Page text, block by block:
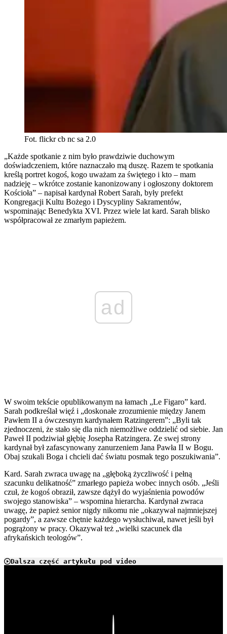
Fot. flickr cb nc sa 2.0
„Każde spotkanie z nim było prawdziwie duchowym
doświadczeniem, które naznaczało mą duszę. Razem te spotkania
kreślą portret kogoś, kogo uważam za świętego i kto – mam
nadzieję – wkrótce zostanie kanonizowany i ogłoszony doktorem
Kościoła” – napisał kardynał Robert Sarah, były prefekt
Kongregacji Kultu Bożego i Dyscypliny Sakramentów,
wspominając Benedykta XVI. Przez wiele lat kard. Sarah blisko
współpracował ze zmarłym papieżem.
ad
W swoim tekście opublikowanym na łamach „Le Figaro” kard.
Sarah podkreślał więź i „doskonałe zrozumienie między Janem
Pawłem II a ówczesnym kardynałem Ratzingerem”: „Byli tak
zjednoczeni, że stało się dla nich niemożliwe oddzielić od siebie. Jan
Paweł II podziwiał głębię Josepha Ratzingera. Ze swej strony
kardynał był zafascynowany zanurzeniem Jana Pawła II w Bogu.
Obaj szukali Boga i chcieli dać światu posmak tego poszukiwania”.
Kard. Sarah zwraca uwagę na „głęboką życzliwość i pełną
szacunku delikatność” zmarłego papieża wobec innych osób. „Jeśli
czuł, że kogoś obraził, zawsze dążył do wyjaśnienia powodów
swojego stanowiska” – wspomina hierarcha. Kardynał zwraca
uwagę, że papież senior nigdy nikomu nie „okazywał najmniejszej
pogardy”, a zawsze chętnie każdego wysłuchiwał, nawet jeśli był
pogrążony w pracy. Okazywał też „wielki szacunek dla
afrykańskich teologów”.
Dalsza część artykułu pod video